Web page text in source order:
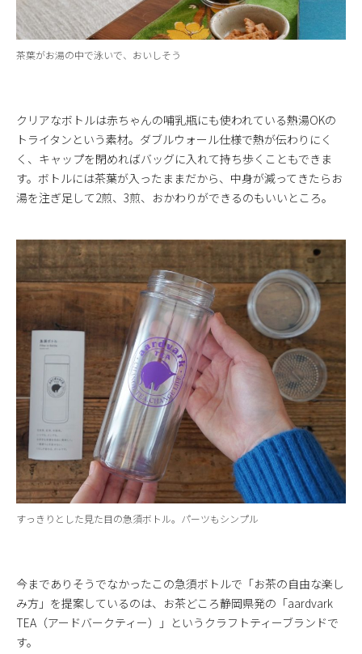
茶葉がお湯の中で泳いで、おいしそう
クリアなボトルは赤ちゃんの哺乳瓶にも使われている熱湯OKの
トライタンという素材。ダブルウォール仕様で熱が伝わりにく
く、キャップを閉めればバッグに入れて持ち歩くこともできま
す。ボトルには茶葉が入ったままだから、中身が減ってきたらお
湯を注ぎ足して2煎、3煎、おかわりができるのもいいところ。
すっきりとした見た目の急須ボトル。パーツもシンプル
今までありそうでなかったこの急須ボトルで「お茶の自由な楽し
み方」を提案しているのは、お茶どころ静岡県発の「aardvark
TEA（アードバークティー）」というクラフトティーブランドで
す。